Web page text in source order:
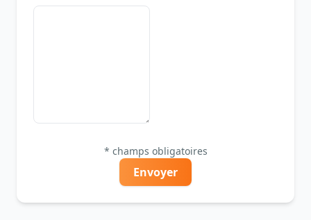
* champs obligatoires
Envoyer